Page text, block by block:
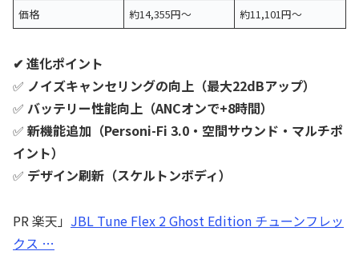
価格 約14,355円～ 約11,101円～
✔ 進化ポイント
✅ ノイズキャンセリングの向上（最大22dBアップ）
✅ バッテリー性能向上（ANCオンで+8時間）
✅ 新機能追加（Personi-Fi 3.0・空間サウンド・マルチポ
イント）
✅ デザイン刷新（スケルトンボディ）
PR 楽天」 JBL Tune Flex 2 Ghost Edition チューンフレッ
クス …